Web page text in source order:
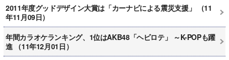
2011年度グッドデザイン大賞は「カーナビによる震災支援」 （11
年11月09日）
年間カラオケランキング、1位はAKB48「ヘビロテ」 ～K-POPも躍
進 （11年12月01日）